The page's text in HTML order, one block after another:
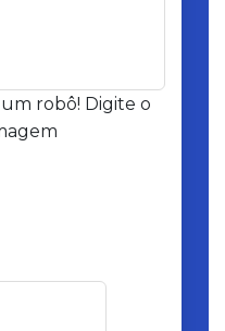
robô! Digite o